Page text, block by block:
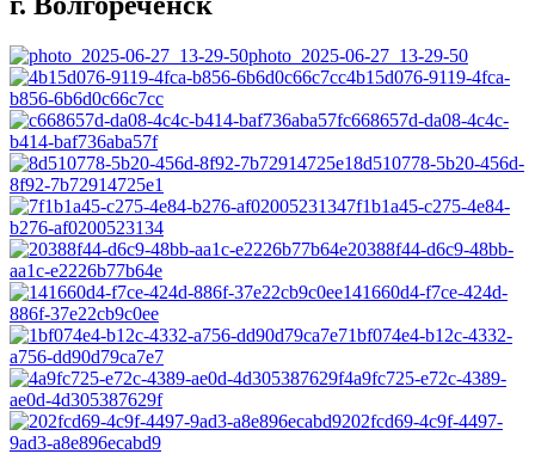
photo_2025-06-27_13-29-50
4b15d076-9119-4fca-
b856-6b6d0c66c7cc
c668657d-da08-4c4c-
b414-baf736aba57f
8d510778-5b20-456d-
8f92-7b72914725e1
7f1b1a45-c275-4e84-
b276-af0200523134
20388f44-d6c9-48bb-
aa1c-e2226b77b64e
141660d4-f7ce-424d-
886f-37e22cb9c0ee
1bf074e4-b12c-4332-
a756-dd90d79ca7e7
4a9fc725-e72c-4389-
ae0d-4d305387629f
202fcd69-4c9f-4497-
9ad3-a8e896ecabd9